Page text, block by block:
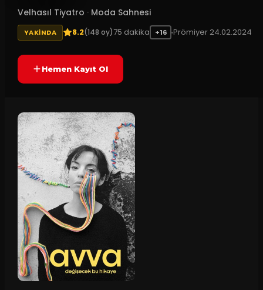
Velhasıl Tiyatro · Moda Sahnesi
YAKINDA 8.2(148 oy)75 dakika +16 Prömiyer 24.02.2024
Hemen Kayıt Ol